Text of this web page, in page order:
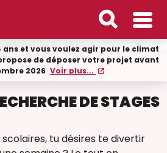
ans et vous voulez agir pour le climat
de déposer votre projet avant
2026 Voir plus...
DE STAGES
tu désires te divertir